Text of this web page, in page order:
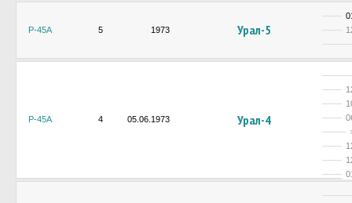
Р-45А 5 1973 Урал-5
Р-45А 4 05.06.1973 Урал-4